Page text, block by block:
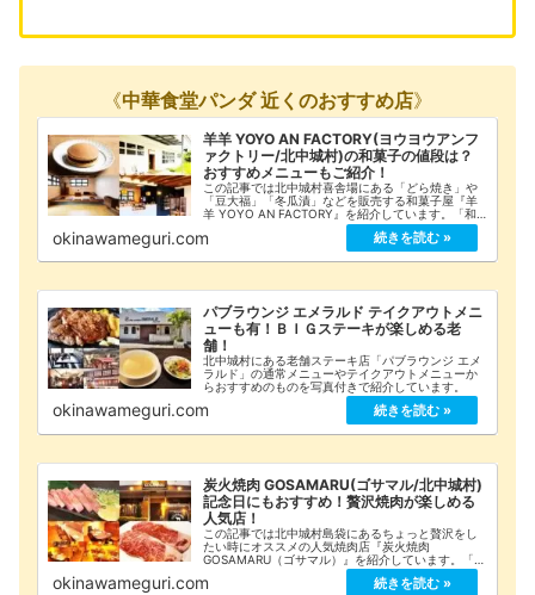
《中華食堂パンダ 近くのおすすめ店》
羊羊 YOYO AN FACTORY(ヨウヨウアンフ
ァクトリー/北中城村)の和菓子の値段は？
おすすめメニューもご紹介！
この記事では北中城村喜舎場にある「どら焼き」や
「豆大福」「冬瓜漬」などを販売する和菓子屋『羊
羊 YOYO AN FACTORY』を紹介しています。「和
菓子の値段」や「おすすめ商品」「詳細な店舗情
報」をまとめてみましたのでご覧ください！
okinawameguri.com
パブラウンジ エメラルド テイクアウトメニ
ューも有！ＢＩＧステーキが楽しめる老
舗！
北中城村にある老舗ステーキ店「パブラウンジ エメ
ラルド」の通常メニューやテイクアウトメニューか
らおすすめのものを写真付きで紹介しています。
okinawameguri.com
炭火焼肉 GOSAMARU(ゴサマル/北中城村)
記念日にもおすすめ！贅沢焼肉が楽しめる
人気店！
この記事では北中城村島袋にあるちょっと贅沢をし
たい時にオススメの人気焼肉店『炭火焼肉
GOSAMARU（ゴサマル）』を紹介しています。「お
すすめメニュー」や「詳細な店舗情報」をまとめて
みましたのでご覧ください！
okinawameguri.com